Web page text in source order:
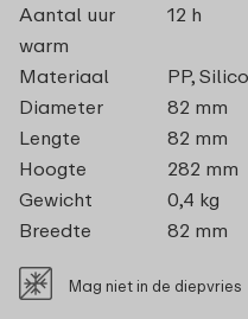
Aantal uur
warm
12 h
Materiaal
PP,
Diameter
82 mm
Lengte
82 mm
Hoogte
282 mm
Gewicht
0,4 kg
Breedte
82 mm
Mag niet in de diepvries